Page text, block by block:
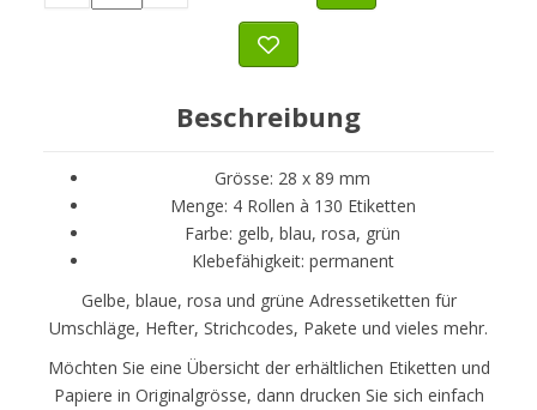
Beschreibung
Grösse: 28 x 89 mm
Menge: 4 Rollen à 130 Etiketten
Farbe: gelb, blau, rosa, grün
Klebefähigkeit: permanent
Gelbe, blaue, rosa und grüne Adressetiketten für
Umschläge, Hefter, Strichcodes, Pakete und vieles mehr.
Möchten Sie eine Übersicht der erhältlichen Etiketten und
Papiere in Originalgrösse, dann drucken Sie sich einfach